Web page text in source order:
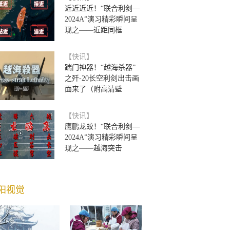
近近近近！“联合利剑—
2024A”演习精彩瞬间呈
现之——近距同框
【快讯】
踹门神器！“越海杀器”
之歼-20长空利剑出击画
面来了（附高清壁
【快讯】
鹰鹏龙蛟！“联合利剑—
2024A”演习精彩瞬间呈
现之——越海突击
视觉